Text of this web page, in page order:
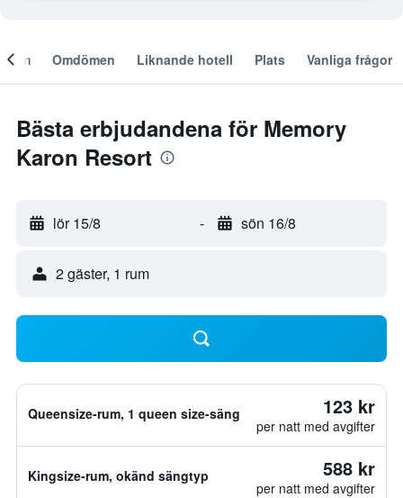
Om Omdömen Liknande hotell Plats Vanliga frågor
Bästa erbjudandena för Memory
Karon Resort
lör 15/8 - sön 16/8
2 gäster, 1 rum
Queensize-rum, 1 queen size-säng 123 kr
per natt med avgifter
Kingsize-rum, okänd sängtyp 588 kr
per natt med avgifter